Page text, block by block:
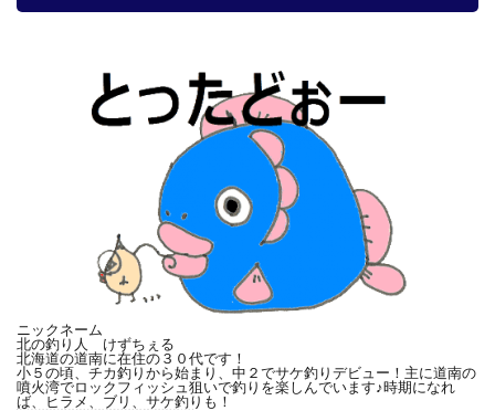
ニックネーム
北の釣り人 けずちぇる
北海道の道南に在住の３０代です！
小５の頃、チカ釣りから始まり、中２でサケ釣りデビュー！主に道南の
噴火湾でロックフィッシュ狙いで釣りを楽しんでいます♪時期になれ
ば、ヒラメ、ブリ、サケ釣りも！